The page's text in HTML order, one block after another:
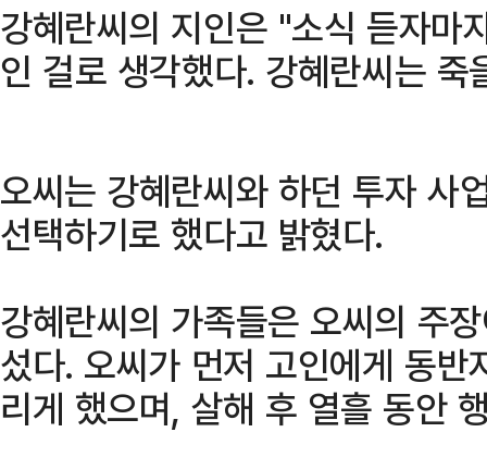
강혜란씨의 지인은 "소식 듣자마
인 걸로 생각했다. 강혜란씨는
오씨는 강혜란씨와 하던 투자 사
선택하기로 했다고 밝혔다.
강혜란씨의 가족들은 오씨의 주
섰다. 오씨가 먼저 고인에게 동
리게 했으며, 살해 후 열흘 동안